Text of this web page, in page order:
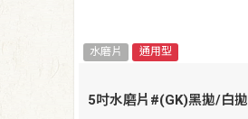
水磨片 通用型
5吋水磨片#(GK)黑拋/白拋